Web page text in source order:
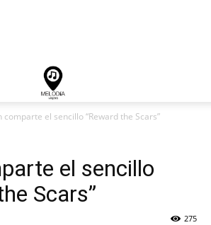
comparte el sencillo “Reward the Scars”
el sencillo
Scars”
275